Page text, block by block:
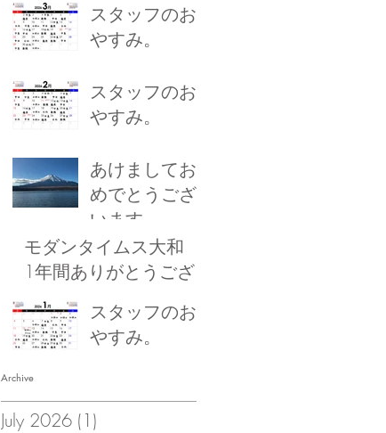
スタッフのお
やすみ。
スタッフのお
やすみ。
あけましてお
めでとうござ
います
モダンタイムス大和
1年間ありがとうござ
いました！
スタッフのお
やすみ。
Archive
July 2026 (1)